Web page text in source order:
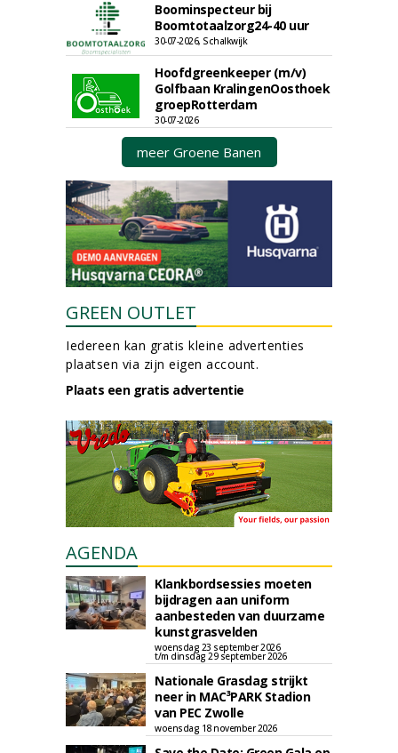
Boominspecteur bij
Boomtotaalzorg24-40 uur
30-07-2026, Schalkwijk
Hoofdgreenkeeper (m/v)
Golfbaan KralingenOosthoek
groepRotterdam
30-07-2026
meer Groene Banen
GREEN OUTLET
Iedereen kan gratis kleine advertenties
plaatsen via zijn eigen account.
Plaats een gratis advertentie
AGENDA
Klankbordsessies moeten
bijdragen aan uniform
aanbesteden van duurzame
kunstgrasvelden
woensdag 23 september 2026
t/m dinsdag 29 september 2026
Nationale Grasdag strijkt
neer in MAC³PARK Stadion
van PEC Zwolle
woensdag 18 november 2026